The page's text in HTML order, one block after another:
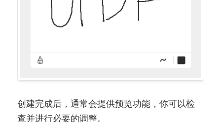
创建完成后，通常会提供预览功能，你可以检
查并进行必要的调整。